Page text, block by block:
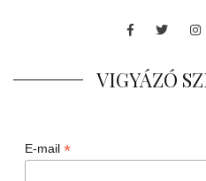
Facebook
Twitter
VIGYÁZÓ
E-mail *